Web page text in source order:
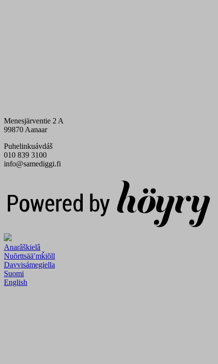
Menesjärventie 2 A
99870 Aanaar
Puhelinkuávdáš
010 839 3100
info@samediggi.fi
Anarâškielâ
Nuõrttsääʹmǩiõll
Davvisámegiella
Suomi
English